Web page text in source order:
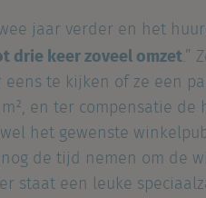
jaar verder en het
drie keer zoveel omzet.”
eens te kijken of ze een
en ter compensatie
het gewenste
de tijd nemen om de
staat een leuke